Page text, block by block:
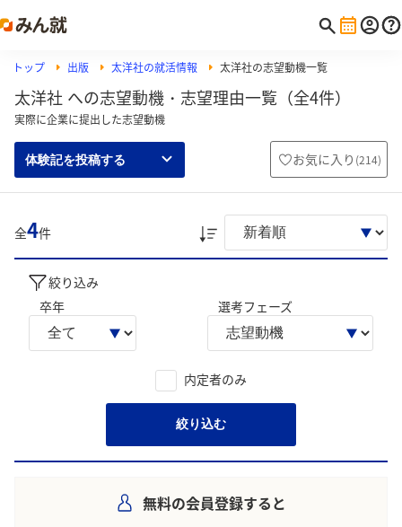
トップ 出版 太洋社の就活情報 太洋社の志望動機一覧
太洋社 への志望動機・志望理由一覧（全4件）
実際に企業に提出した志望動機
体験記を投稿する お気に入り (214)
全4件
絞り込み
卒年
選考フェーズ
内定者のみ
絞り込む
無料の会員登録すると